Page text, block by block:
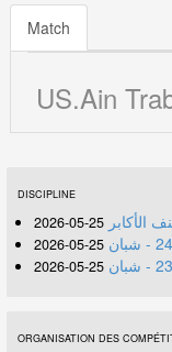
Match
US.Ain
DISCIPLINE
25-05-2026
25-05-2026
25-05-2026
ORGANISATION DES